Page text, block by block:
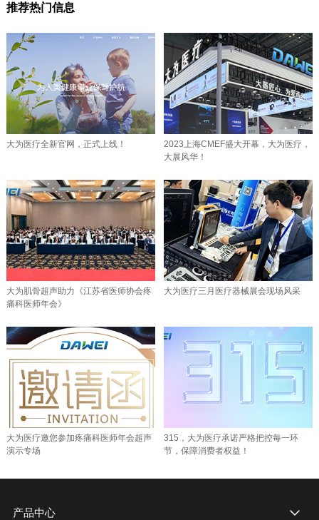
推荐热门信息
大为医疗全新官网，正式上线！
2023上海CMEF盛大开幕，大为医疗，
大展风华！
大为肌骨超声助力《江苏省医师协会疼
痛科医师年会》
大为医疗三月医疗器械展会现场风采
大为医疗邀您参加疼痛科医师年会超声
演示专场
315，大为医疗承诺严格把控每一环
节，保障消费者权益！
产品中心